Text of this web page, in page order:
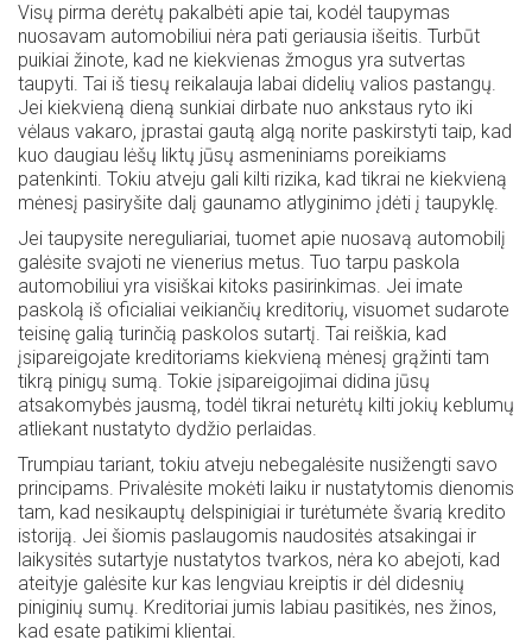
Visų pirma derėtų pakalbėti apie tai, kodėl taupymas
nuosavam automobiliui nėra pati geriausia išeitis. Turbūt
puikiai žinote, kad ne kiekvienas žmogus yra sutvertas
taupyti. Tai iš tiesų reikalauja labai didelių valios pastangų.
Jei kiekvieną dieną sunkiai dirbate nuo ankstaus ryto iki
vėlaus vakaro, įprastai gautą algą norite paskirstyti taip, kad
kuo daugiau lėšų liktų jūsų asmeniniams poreikiams
patenkinti. Tokiu atveju gali kilti rizika, kad tikrai ne kiekvieną
mėnesį pasiryšite dalį gaunamo atlyginimo įdėti į taupyklę.
Jei taupysite nereguliariai, tuomet apie nuosavą automobilį
galėsite svajoti ne vienerius metus. Tuo tarpu paskola
automobiliui yra visiškai kitoks pasirinkimas. Jei imate
paskolą iš oficialiai veikiančių kreditorių, visuomet sudarote
teisinę galią turinčią paskolos sutartį. Tai reiškia, kad
įsipareigojate kreditoriams kiekvieną mėnesį grąžinti tam
tikrą pinigų sumą. Tokie įsipareigojimai didina jūsų
atsakomybės jausmą, todėl tikrai neturėtų kilti jokių keblumų
atliekant nustatyto dydžio perlaidas.
Trumpiau tariant, tokiu atveju nebegalėsite nusižengti savo
principams. Privalėsite mokėti laiku ir nustatytomis dienomis
tam, kad nesikauptų delspinigiai ir turėtumėte švarią kredito
istoriją. Jei šiomis paslaugomis naudositės atsakingai ir
laikysitės sutartyje nustatytos tvarkos, nėra ko abejoti, kad
ateityje galėsite kur kas lengviau kreiptis ir dėl didesnių
piniginių sumų. Kreditoriai jumis labiau pasitikės, nes žinos,
kad esate patikimi klientai.